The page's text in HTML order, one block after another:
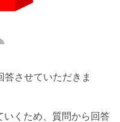
させていただきま
いくため、質問から回答